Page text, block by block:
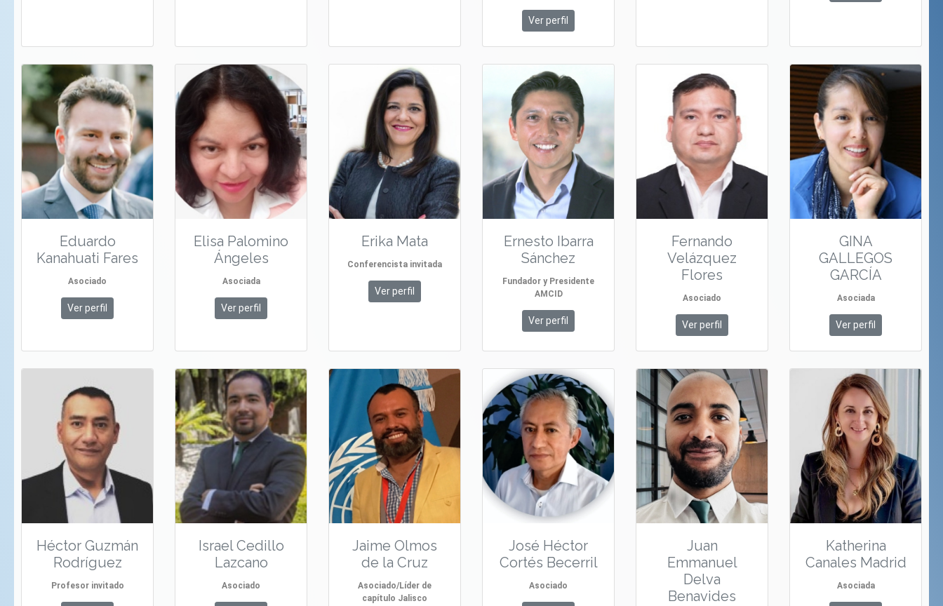
Ver perfil
Eduardo
Kanahuati Fares
Asociado
Ver perfil
Elisa Palomino
Ángeles
Asociada
Ver perfil
Erika Mata
Conferencista invitada
Ver perfil
Ernesto Ibarra
Sánchez
Fundador y Presidente
AMCID
Ver perfil
Fernando
Velázquez
Flores
Asociado
Ver perfil
GINA
GALLEGOS
GARCÍA
Asociada
Ver perfil
Héctor Guzmán
Rodríguez
Profesor invitado
Israel Cedillo
Lazcano
Asociado
Jaime Olmos
de la Cruz
Asociado/Líder de
capítulo Jalisco
José Héctor
Cortés Becerril
Asociado
Juan
Emmanuel
Delva
Benavides
Katherina
Canales Madrid
Asociada